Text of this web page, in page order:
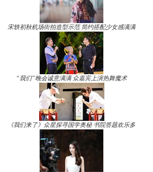
宋轶初秋机场街拍造型示范 简约搭配少女感满满
“我们”晚会诚意满满 众嘉宾上演热舞魔术
《我们来了》众星探寻国学奥秘 书院答题欢乐多